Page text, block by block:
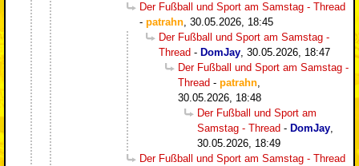
Der Fußball und Sport am Samstag - Thread
- patrahn, 30.05.2026, 18:45
Der Fußball und Sport am Samstag -
Thread - DomJay, 30.05.2026, 18:47
Der Fußball und Sport am Samstag -
Thread - patrahn,
30.05.2026, 18:48
Der Fußball und Sport am
Samstag - Thread - DomJay,
30.05.2026, 18:49
Der Fußball und Sport am Samstag - Thread